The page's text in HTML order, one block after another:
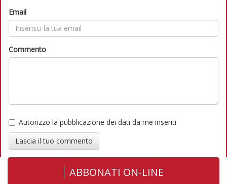
Email
Commento
Autorizzo la pubblicazione dei dati da me inseriti
Lascia il tuo commento
ABBONATI ON-LINE